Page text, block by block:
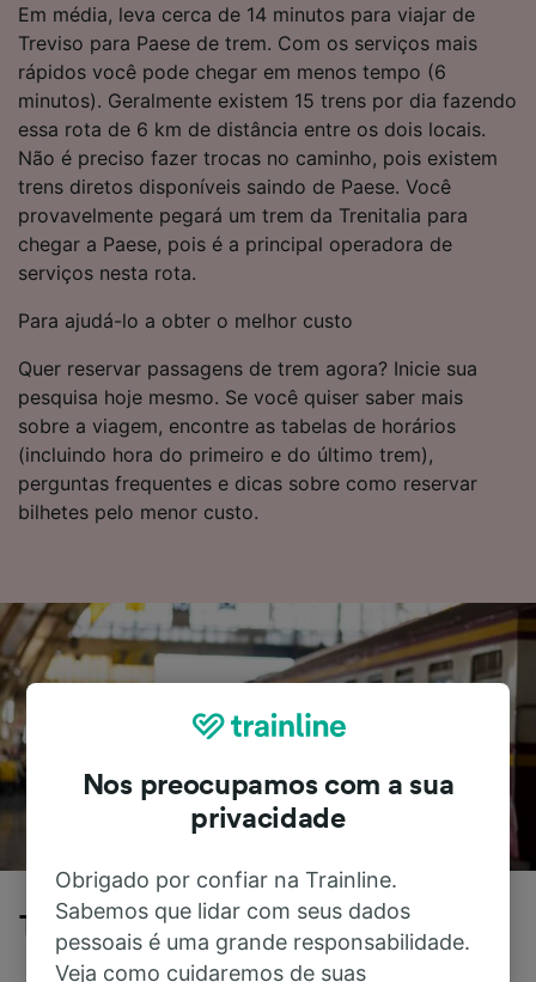
Em média, leva cerca de 14 minutos para viajar de
Treviso para Paese de trem. Com os serviços mais
rápidos você pode chegar em menos tempo (6
minutos). Geralmente existem 15 trens por dia fazendo
essa rota de 6 km de distância entre os dois locais.
Não é preciso fazer trocas no caminho, pois existem
trens diretos disponíveis saindo de Paese. Você
provavelmente pegará um trem da Trenitalia para
chegar a Paese, pois é a principal operadora de
serviços nesta rota.
Para ajudá-lo a obter o melhor custo
Quer reservar passagens de trem agora? Inicie sua
pesquisa hoje mesmo. Se você quiser saber mais
sobre a viagem, encontre as tabelas de horários
(incluindo hora do primeiro e do último trem),
perguntas frequentes e dicas sobre como reservar
bilhetes pelo menor custo.
Treviso para Paese de trem
Nos preocupamos com a sua
privacidade
Obrigado por confiar na Trainline.
Sabemos que lidar com seus dados
pessoais é uma grande responsabilidade.
Veja como cuidaremos de suas